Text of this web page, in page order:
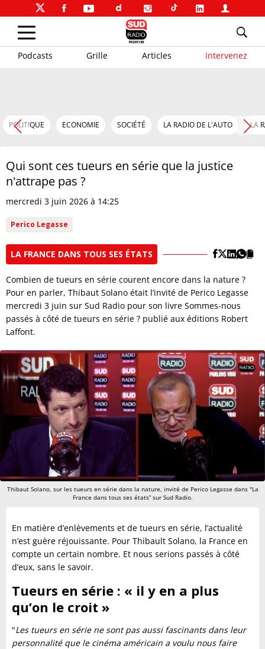
Podcasts Grille Articles Intervenez
POLITIQUE ECONOMIE SOCIÉTÉ LA RADIO DE L'AUTO LA
Qui sont ces tueurs en série que la justice
n'attrape pas ?
mercredi 3 juin 2026 à 14:25
Perico Legasse
LA FRANCE DANS TOUS SES ÉTATS
Combien de tueurs en série courent encore dans la nature ?
Pour en parler, Thibaut Solano était l’invité de Perico Legasse
mercredi 3 juin sur Sud Radio pour son livre Sommes-nous
passés à côté de tueurs en série ? publié aux éditions Robert
Laffont.
Thibaut Solano, sur les tueurs en série dans la nature, invité de Perico Legasse dans "La
France dans tous ses états” sur Sud Radio.
En matière d’enlèvements et de tueurs en série, l’actualité
n’est guère réjouissante. Pour Thibault Solano, la France en
compte un certain nombre. Et nous serions passés à côté
d’eux, sans le savoir.
Tueurs en série : « il y en a plus
qu’on le croit »
"Les tueurs en série ne sont pas aussi fascinants dans leur
personnalité que le cinéma américain a voulu nous faire